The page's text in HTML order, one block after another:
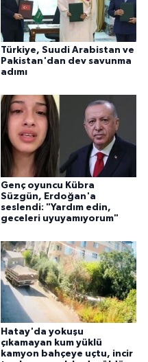
Türkiye, Suudi Arabistan ve
Pakistan'dan dev savunma
adımı
Genç oyuncu Kübra
Süzgün, Erdoğan'a
seslendi: "Yardım edin,
geceleri uyuyamıyorum"
Hatay'da yokuşu
çıkamayan kum yüklü
kamyon bahçeye uçtu, incir